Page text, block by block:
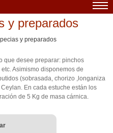
y preparados
y preparados
que desee preparar: pinchos
Asimismo disponemos de
(sobrasada, chorizo ,longaniza
En cada estuche están los
de 5 Kg de masa cárnica.